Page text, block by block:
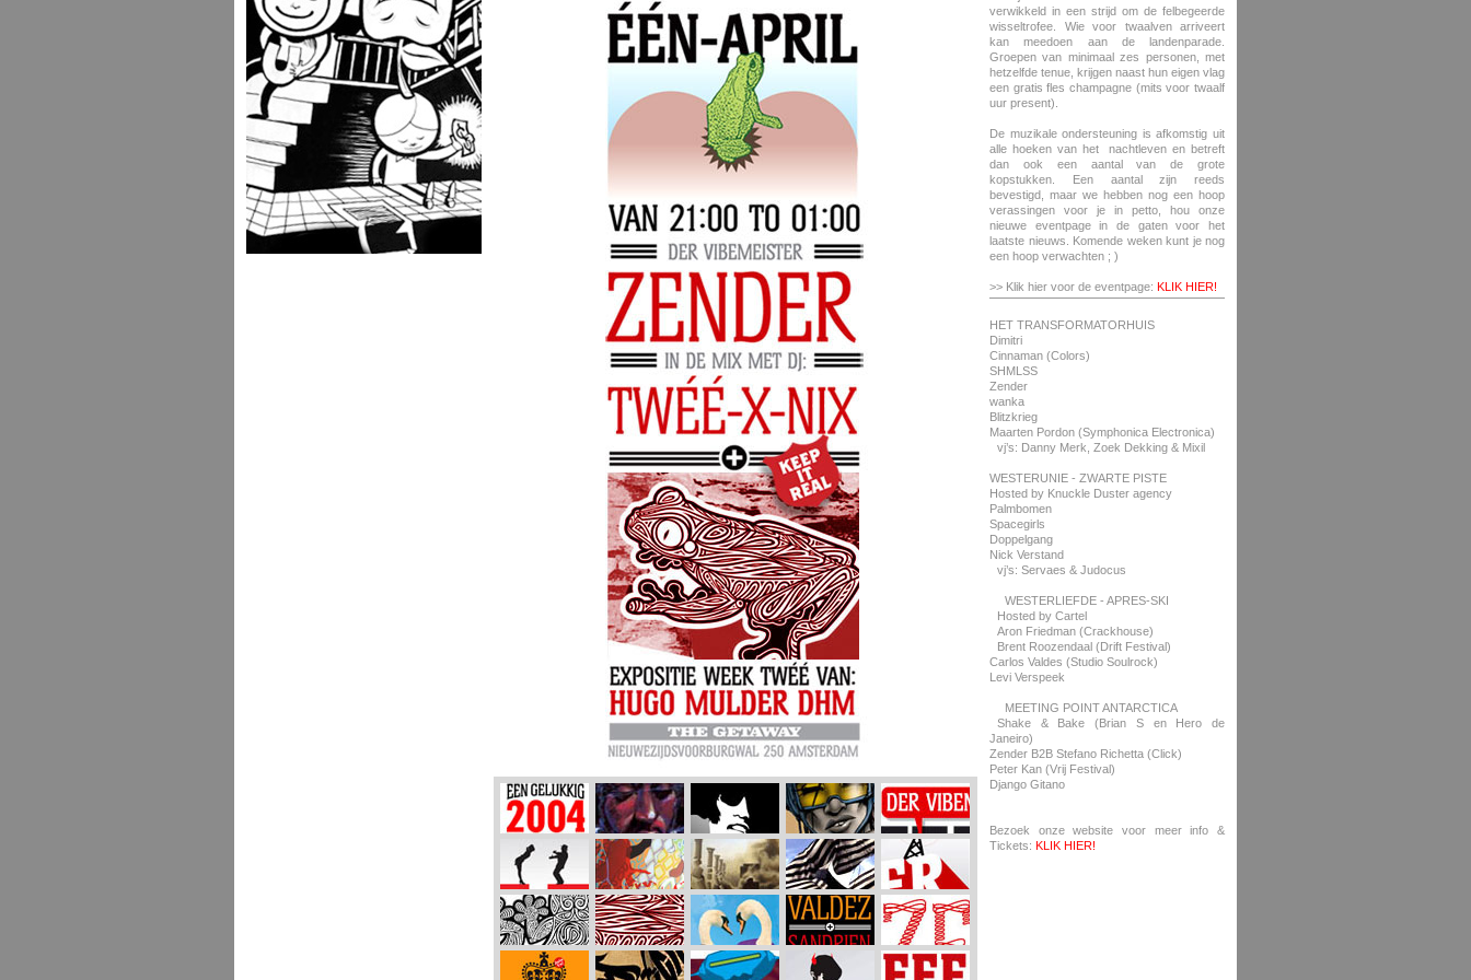
verwikkeld in een strijd om de felbegeerde
wisseltrofee. Wie voor twaalven arriveert
kan meedoen aan de landenparade.
Groepen van minimaal zes personen, met
hetzelfde tenue, krijgen naast hun eigen vlag
een gratis fles champagne (mits voor twaalf
uur present).
De muzikale ondersteuning is afkomstig uit
alle hoeken van het nachtleven en betreft
dan ook een aantal van de grote
kopstukken. Een aantal zijn reeds
bevestigd, maar we hebben nog een hoop
verassingen voor je in petto, hou onze
nieuwe eventpage in de gaten voor het
laatste nieuws. Komende weken kunt je nog
een hoop verwachten ; )
>> Klik hier voor de eventpage: KLIK HIER!
HET TRANSFORMATORHUIS
Dimitri
Cinnaman (Colors)
SHMLSS
Zender
wanka
Blitzkrieg
Maarten Pordon (Symphonica Electronica)
vj’s: Danny Merk, Zoek Dekking & Mixil
WESTERUNIE - ZWARTE PISTE
Hosted by Knuckle Duster agency
Palmbomen
Spacegirls
Doppelgang
Nick Verstand
vj’s: Servaes & Judocus
WESTERLIEFDE - APRES-SKI
Hosted by Cartel
Aron Friedman (Crackhouse)
Brent Roozendaal (Drift Festival)
Carlos Valdes (Studio Soulrock)
Levi Verspeek
MEETING POINT ANTARCTICA
Shake & Bake (Brian S en Hero de
Janeiro)
Zender B2B Stefano Richetta (Click)
Peter Kan (Vrij Festival)
Django Gitano
Bezoek onze website voor meer info &
Tickets: KLIK HIER!